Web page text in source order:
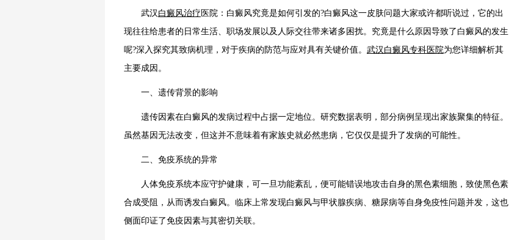
武汉 白癜风治疗 医院：白癜风究竟是如何引发的?白癜风这一皮肤问题大家或许都听说过，它的出
现往往给患者的日常生活、职场发展以及人际交往带来诸多困扰。究竟是什么原因导致了白癜风的发生
呢?深入探究其致病机理，对于疾病的防范与应对具有关键价值。 武汉白癜风专科医院为您详细解析其
主要成因。
一、遗传背景的影响
遗传因素在白癜风的发病过程中占据一定地位。研究数据表明，部分病例呈现出家族聚集的特征。
虽然基因无法改变，但这并不意味着有家族史就必然患病，它仅仅是提升了发病的可能性。
二、免疫系统的异常
人体免疫系统本应守护健康，可一旦功能紊乱，便可能错误地攻击自身的黑色素细胞，致使黑色素
合成受阻，从而诱发白癜风。临床上常发现白癜风与甲状腺疾病、糖尿病等自身免疫性问题并发，这也
侧面印证了免疫因素与其密切关联。